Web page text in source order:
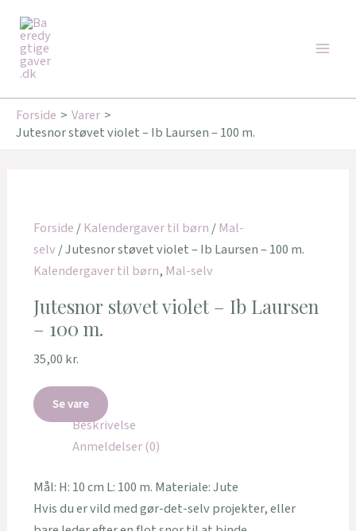
indholdet
Forside
Varer
Jutesnor støvet violet – Ib Laursen – 100 m.
Forside/Kalendergaver til børn/Mal-
selv/ Jutesnor støvet violet – Ib Laursen – 100 m.
Kalendergaver til børn, Mal-selv
Jutesnor støvet violet – Ib Laursen
– 100 m.
35,00 kr.
Se vare
Beskrivelse
Anmeldelser (0)
Mål: H: 10 cm L: 100 m. Materiale: Jute
Hvis du er vild med gør-det-selv projekter, eller